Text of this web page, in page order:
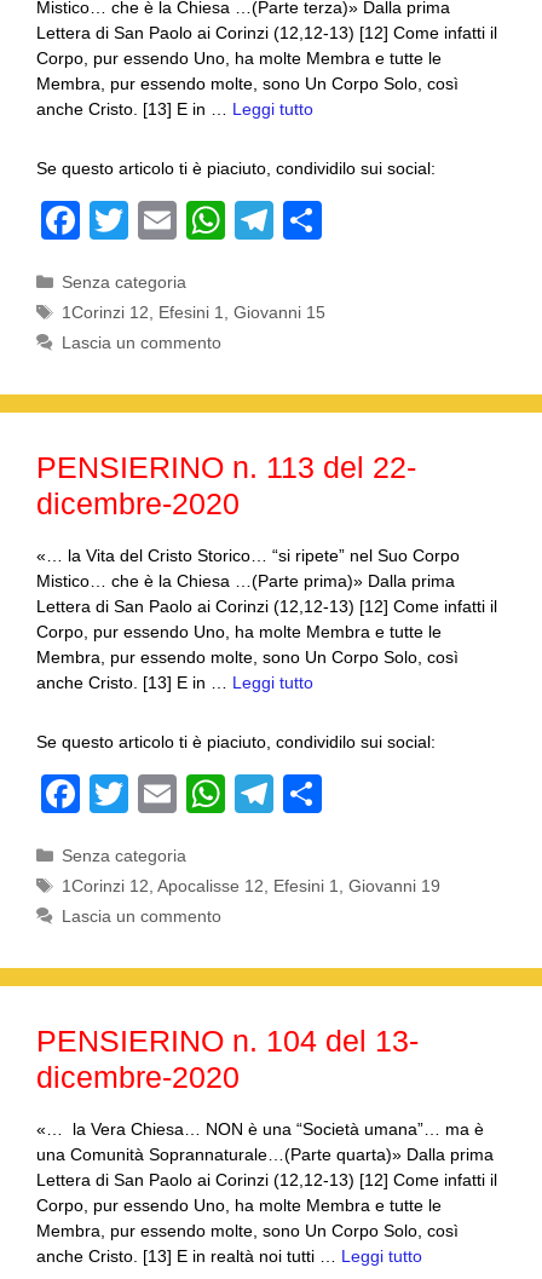
Mistico… che è la Chiesa …(Parte terza)» Dalla prima
Lettera di San Paolo ai Corinzi (12,12-13) [12] Come infatti il
Corpo, pur essendo Uno, ha molte Membra e tutte le
Membra, pur essendo molte, sono Un Corpo Solo, così
anche Cristo. [13] E in … Leggi tutto
Se questo articolo ti è piaciuto, condividilo sui social:
F
c
e
o
o
k
T
tt
er
E
ail
W
at
p
p
T
m
n
di
Categorie
Senza categoria
Tag
1Corinzi 12 Efesini 1 ,Giovanni 15
Lascia un commento
PENSIERINO n. 113 del 22-
dicembre-2020
«… la Vita del Cristo Storico… “si ripete” nel Suo Corpo
Mistico… che è la Chiesa …(Parte prima)» Dalla prima
Lettera di San Paolo ai Corinzi (12,12-13) [12] Come infatti il
Corpo, pur essendo Uno, ha molte Membra e tutte le
Membra, pur essendo molte, sono Un Corpo Solo, così
anche Cristo. [13] E in … Leggi tutto
Se questo articolo ti è piaciuto, condividilo sui social:
F
c
e
o
o
k
T
tt
er
E
ail
W
at
p
p
T
e
m
n
di
Categorie
Senza categoria
Tag
1Corinzi 12,Apocalisse 12, Efesini 1,Giovanni 19
Lascia un commento
PENSIERINO n. 104 del 13-
dicembre-2020
«… la Vera Chiesa… NON è una “Società umana”… ma è
una Comunità Soprannaturale…(Parte quarta)» Dalla prima
Lettera di San Paolo ai Corinzi (12,12-13) [12] Come infatti il
Corpo, pur essendo Uno, ha molte Membra e tutte le
Membra, pur essendo molte, sono Un Corpo Solo, così
anche Cristo. [13] E in realtà noi tutti … Leggi tutto